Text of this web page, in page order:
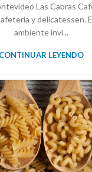
Las Cabras
y delicatessen.
ambiente invi...
CONTINUAR LEYENDO